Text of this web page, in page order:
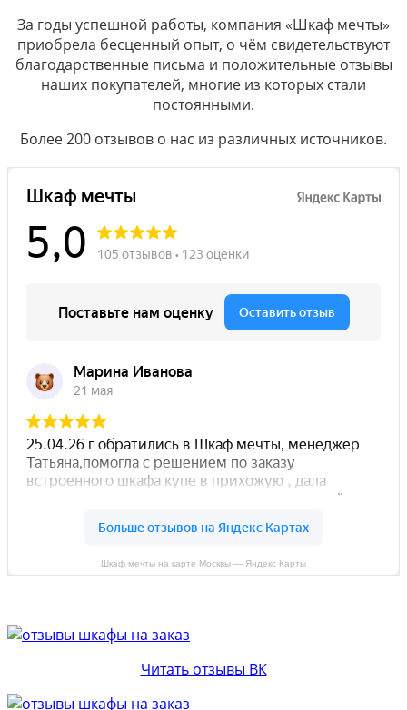
За годы успешной работы, компания «Шкаф мечты»
приобрела бесценный опыт, о чём свидетельствуют
благодарственные письма и положительные отзывы
наших покупателей, многие из которых стали
постоянными.
Более 200 отзывов о нас из различных источников.
Шкаф мечты на карте Москвы — Яндекс Карты
Читать отзывы ВК